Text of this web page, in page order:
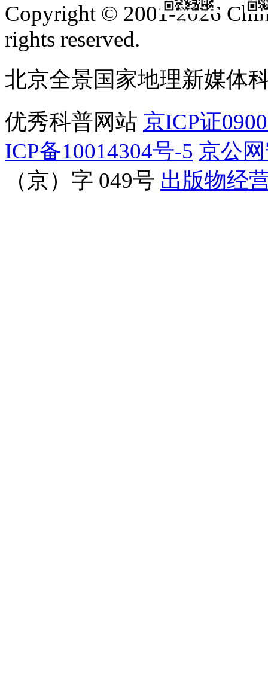
订阅号
Copyright © 2001-2026
rights reserved.
北京全景国家地理新媒体
优秀科普网站 京ICP证
ICP备10014304号-5 京公
（京）字 049号 出版物经